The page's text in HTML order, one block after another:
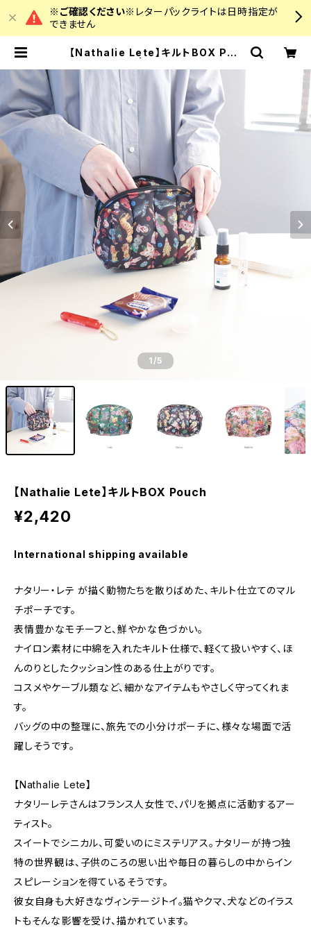
※ご確認ください※ レターパックライトは日時指定が
できません
【Nathalie Lete】キルトBOX Pou
1/5
【Nathalie Lete】キルトBOX Pouch
¥2,420
International shipping available
ナタリー・レテ が描く動物たちを散りばめた、キルト仕立てのマル
チポーチです。
表情豊かなモチーフと、鮮やかな色づかい。
ナイロン素材に中綿を入れたキルト仕様で、軽くて扱いやすく、ほ
んのりとしたクッション性のある仕上がりです。
コスメやケーブル類など、細かなアイテムもやさしく守ってくれま
す。
バッグの中の整理に、旅先での小分けポーチに、様々な場面で活
躍しそうです。
【Nathalie Lete】
ナタリーレテさんはフランス人女性で、パリを拠点に活動するアー
ティスト。
スイートでシニカル、可愛いのにミステリアス。ナタリーが持つ独
特の世界観は、子供のころの思い出や毎日の暮らしの中からイン
スピレーションを得ているそうです。
彼女自身も大好きなヴィンテージトイ。猫やクマ、犬などのイラス
トもそんな影響を受け、描かれています。